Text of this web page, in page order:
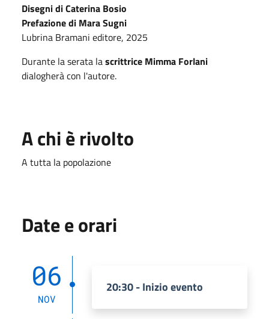
Disegni di Caterina Bosio
Prefazione di Mara Sugni
Lubrina Bramani editore, 2025
Durante la serata lascrittrice Mimma Forlani
dialogherà con l'autore.
A chi è rivolto
A tutta la popolazione
Date e orari
06
NOV
20:30 - Inizio evento